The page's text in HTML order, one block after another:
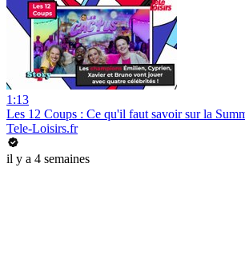
1:13
Les 12 Coups : Ce qu'il faut savoir sur la
Tele-Loisirs.fr
il y a 4 semaines